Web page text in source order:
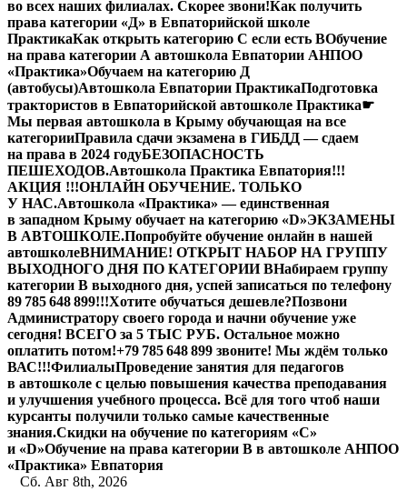
во всех наших филиалах. Скорее звони!Как получить
права категории «Д» в Евпаторийской школе
ПрактикаКак открыть категорию C если есть BОбучение
на права категории A автошкола Евпатории АНПОО
«Практика»Обучаем на категорию Д
(автобусы)Автошкола Евпатории ПрактикаПодготовка
трактористов в Евпаторийской автошколе Практика☛
Мы первая автошкола в Крыму обучающая на все
категорииПравила сдачи экзамена в ГИБДД — сдаем
на права в 2024 годуБЕЗОПАСНОСТЬ
ПЕШЕХОДОВ.Автошкола Практика Евпатория!!!
АКЦИЯ !!!ОНЛАЙН ОБУЧЕНИЕ. ТОЛЬКО
У НАС.Автошкола «Практика» — единственная
в западном Крыму обучает на категорию «D»ЭКЗАМЕНЫ
В АВТОШКОЛЕ.Попробуйте обучение онлайн в нашей
автошколеВНИМАНИЕ! ОТКРЫТ НАБОР НА ГРУППУ
ВЫХОДНОГО ДНЯ ПО КАТЕГОРИИ ВНабираем группу
категории В выходного дня, успей записаться по телефону
89 785 648 899!!!Хотите обучаться дешевле?Позвони
Администратору своего города и начни обучение уже
сегодня! ВСЕГО за 5 ТЫС РУБ. Остальное можно
оплатить потом!+79 785 648 899 звоните! Мы ждём только
ВАС!!!ФилиалыПроведение занятия для педагогов
в автошколе с целью повышения качества преподавания
и улучшения учебного процесса. Всё для того чтоб наши
курсанты получили только самые качественные
знания.Скидки на обучение по категориям «С»
и «D»Обучение на права категории B в автошколе АНПОО
«Практика» Евпатория
Сб. Авг 8th, 2026